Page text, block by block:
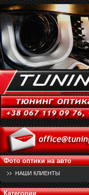
Фото оптики на авто
НАШИ КЛИЕНТЫ
Категории